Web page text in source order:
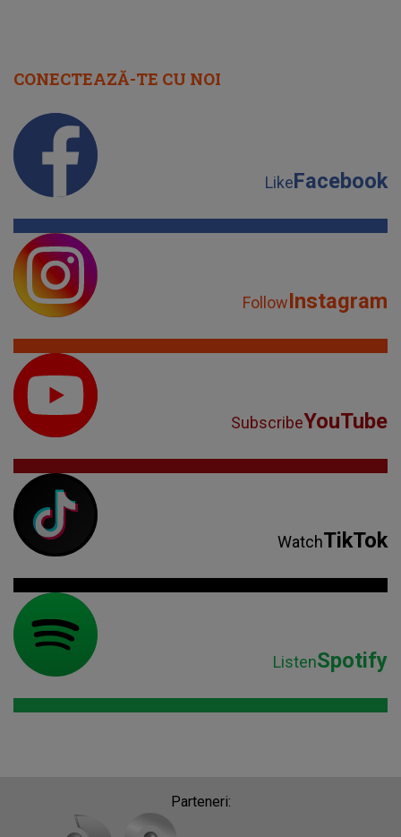
CONECTEAZĂ-TE CU NOI
LikeFacebook
FollowInstagram
SubscribeYouTube
WatchTikTok
ListenSpotify
Parteneri: